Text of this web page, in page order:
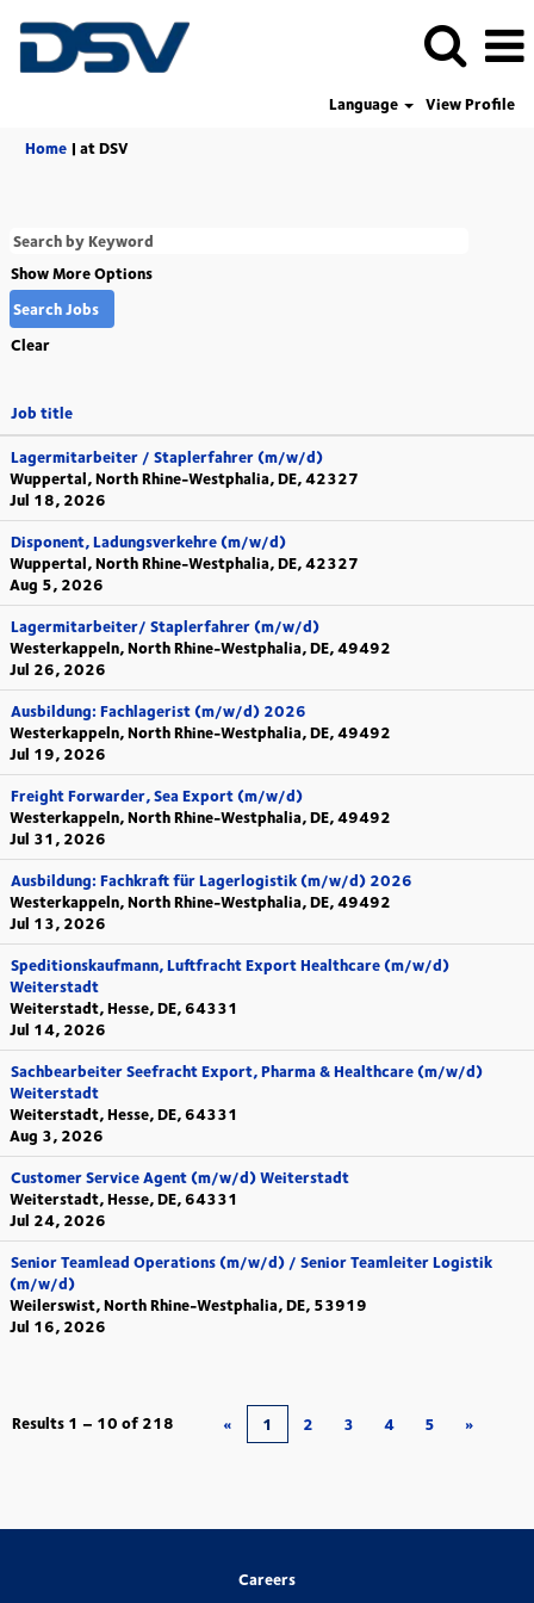
Language
View Profile
Home | at DSV(current
Show More Options
Clear
Job title
Lagermitarbeiter / Staplerfahrer (m/w/d)
Wuppertal, North Rhine-Westphalia, DE, 42327
Jul 18, 2026
Disponent, Ladungsverkehre (m/w/d)
Wuppertal, North Rhine-Westphalia, DE, 42327
Aug 5, 2026
Lagermitarbeiter/ Staplerfahrer (m/w/d)
Westerkappeln, North Rhine-Westphalia, DE, 49492
Jul 26, 2026
Ausbildung: Fachlagerist (m/w/d) 2026
Westerkappeln, North Rhine-Westphalia, DE, 49492
Jul 19, 2026
Freight Forwarder, Sea Export (m/w/d)
Westerkappeln, North Rhine-Westphalia, DE, 49492
Jul 31, 2026
Ausbildung: Fachkraft für Lagerlogistik (m/w/d) 2026
Westerkappeln, North Rhine-Westphalia, DE, 49492
Jul 13, 2026
Speditionskaufmann, Luftfracht Export Healthcare (m/w/d)
Weiterstadt
Weiterstadt, Hesse, DE, 64331
Jul 14, 2026
Sachbearbeiter Seefracht Export, Pharma & Healthcare (m/w/d)
Weiterstadt
Weiterstadt, Hesse, DE, 64331
Aug 3, 2026
Customer Service Agent (m/w/d) Weiterstadt
Weiterstadt, Hesse, DE, 64331
Jul 24, 2026
Senior Teamlead Operations (m/w/d) / Senior Teamleiter Logistik
(m/w/d)
Weilerswist, North Rhine-Westphalia, DE, 53919
Jul 16, 2026
Results 1 – 10 of218 « 1 2 3 4 5 »
Careers